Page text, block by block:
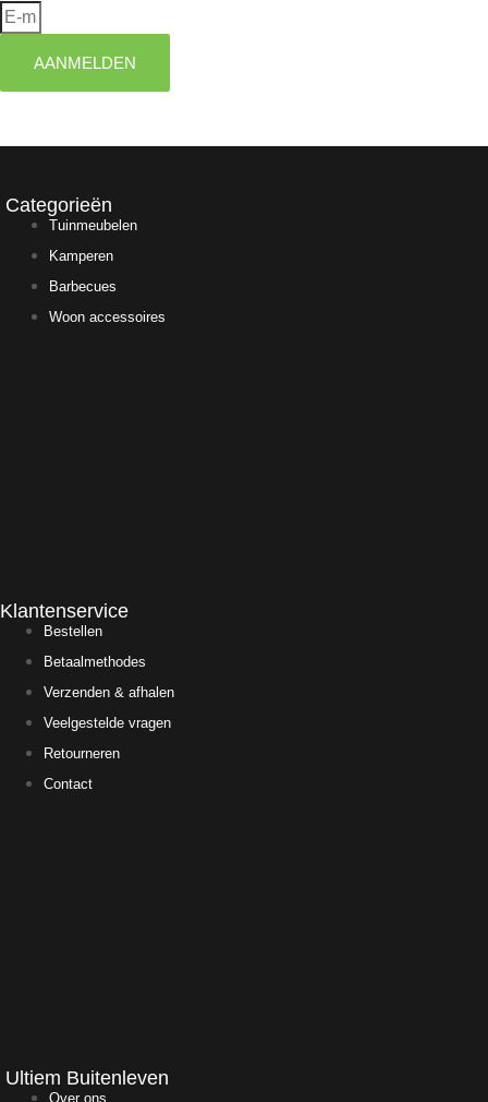
AANMELDEN
Categorieën
Tuinmeubelen
Kamperen
Barbecues
Woon accessoires
Klantenservice
Bestellen
Betaalmethodes
Verzenden & afhalen
Veelgestelde vragen
Retourneren
Contact
Ultiem Buitenleven
Over ons